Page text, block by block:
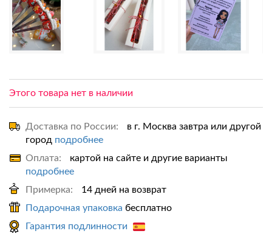
Этого товара нет в наличии
Доставка по России:
в г. Москва завтра или другой
город подробнее
Оплата:
картой на сайте и другие варианты
подробнее
Примерка:
14 дней на возврат
Подарочная упаковка бесплатно
Гарантия подлинности